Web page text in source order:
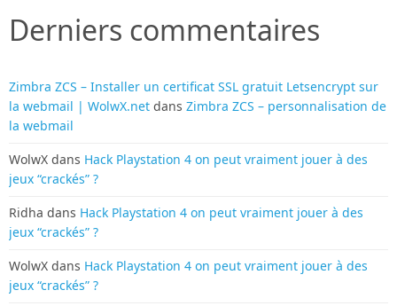
Derniers commentaires
Zimbra ZCS – Installer un certificat SSL gratuit Letsencrypt sur
la webmail | WolwX.net dans Zimbra ZCS – personnalisation de
la webmail
WolwX dans Hack Playstation 4 on peut vraiment jouer à des
jeux “crackés” ?
Ridha dans Hack Playstation 4 on peut vraiment jouer à des
jeux “crackés” ?
WolwX dans Hack Playstation 4 on peut vraiment jouer à des
jeux “crackés” ?